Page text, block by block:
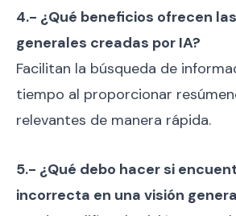
4.- ¿Qué beneficios ofrecen
generales creadas por IA?
Facilitan la búsqueda de
tiempo al proporcionar
relevantes de manera rápida.
5.- ¿Qué debo hacer si
incorrecta en una visión